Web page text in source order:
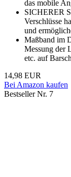
das mobile
SICHERER
Verschlüsse
und
Maßband im
Messung der
etc. auf
14,98 EUR
Bei Amazon kaufen
Bestseller Nr. 7